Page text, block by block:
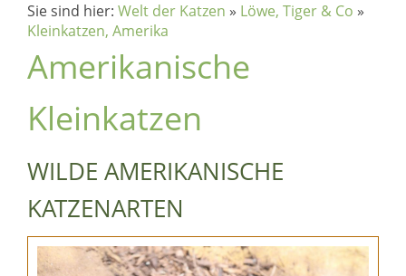
Sie sind hier: Welt der Katzen » Löwe, Tiger & Co »
Kleinkatzen, Amerika
Amerikanische
Kleinkatzen
WILDE AMERIKANISCHE
KATZENARTEN